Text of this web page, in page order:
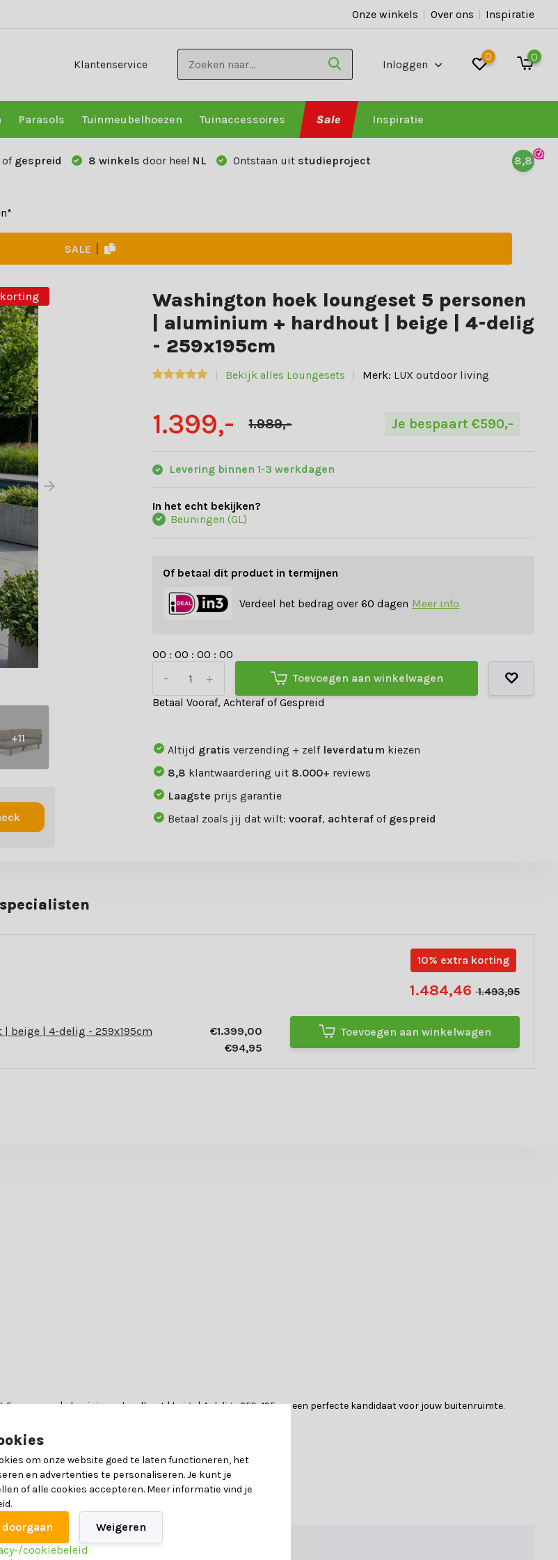
Onze winkels | Over ons | Inspiratie
Klantenservice Inloggen
0 0
Parasols Tuinmeubelhoezen Tuinaccessoires Sale Inspiratie
of gespreid 8 winkels door heel NL Ontstaan uit studieproject 8,8
SALE
+11
Washington hoek loungeset 5 personen
| aluminium + hardhout | beige | 4-delig
- 259x195cm
Bekijk alles Loungesets Merk: LUX outdoor living
1.399,- 1.989,- Je bespaart €590,-
Levering binnen 1-3 werkdagen
In het echt bekijken?
Beuningen (GL)
Of betaal dit product in termijnen
Verdeel het bedrag over 60 dagen Meer info
00 :00 :00 :00
+
-
Toevoegen aan winkelwagen
Betaal Vooraf, Achteraf of Gespreid
Altijd gratisverzending + zelf leverdatum kiezen
8,8 klantwaardering uit 8.000+ reviews
Laagste prijs garantie
Betaal zoals jij dat wilt:vooraf, achteraf of gespreid
beige | 4-delig - 259x195cm
€1.399,00
€94,95
10% extra korting
1.484,46 1.493,95
Toevoegen aan winkelwagen
personen | aluminium + hardhout | beige | 4-delig - 259x195cm een perfecte kandidaat voor jouw buitenruimte.
wij om jezelf in te lezen op gebied van onderhoud. Bekijk daarom onze
om onze website goed te laten functioneren, het
en advertenties te personaliseren. Je kunt je
of alle cookies accepteren. Meer informatie vind je
Weigeren
cookiebeleid